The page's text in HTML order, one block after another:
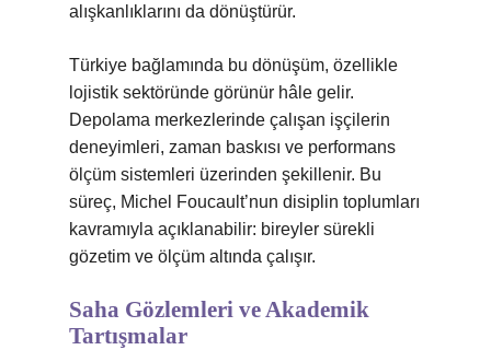
alışkanlıklarını da dönüştürür.
Türkiye bağlamında bu dönüşüm, özellikle
lojistik sektöründe görünür hâle gelir.
Depolama merkezlerinde çalışan işçilerin
deneyimleri, zaman baskısı ve performans
ölçüm sistemleri üzerinden şekillenir. Bu
süreç, Michel Foucault’nun disiplin toplumları
kavramıyla açıklanabilir: bireyler sürekli
gözetim ve ölçüm altında çalışır.
Saha Gözlemleri ve Akademik
Tartışmalar